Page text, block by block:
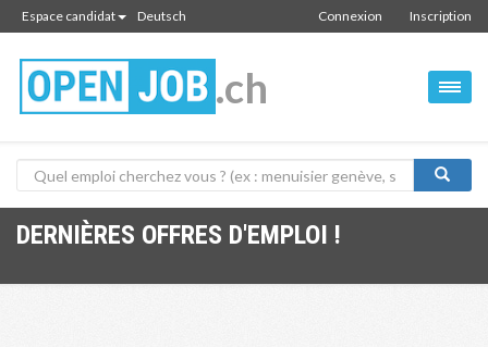
Espace candidat Deutsch Inscription
Connexion
.ch
DERNIÈRES OFFRES D'EMPLOI !